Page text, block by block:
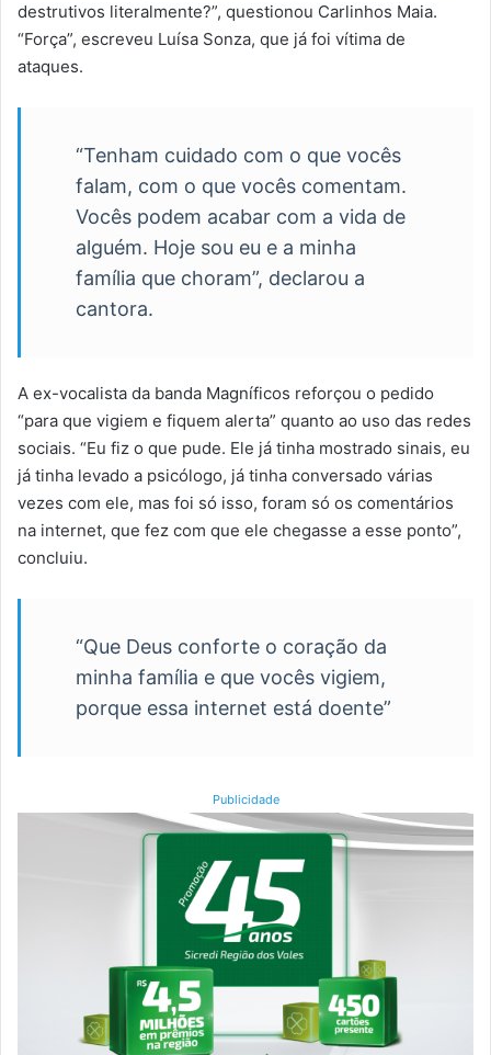
destrutivos literalmente?”, questionou Carlinhos Maia.
“Força”, escreveu Luísa Sonza, que já foi vítima de
ataques.
“Tenham cuidado com o que vocês
falam, com o que vocês comentam.
Vocês podem acabar com a vida de
alguém. Hoje sou eu e a minha
família que choram”, declarou a
cantora.
A ex-vocalista da banda Magníficos reforçou o pedido
“para que vigiem e fiquem alerta” quanto ao uso das redes
sociais. “Eu fiz o que pude. Ele já tinha mostrado sinais, eu
já tinha levado a psicólogo, já tinha conversado várias
vezes com ele, mas foi só isso, foram só os comentários
na internet, que fez com que ele chegasse a esse ponto”,
concluiu.
“Que Deus conforte o coração da
minha família e que vocês vigiem,
porque essa internet está doente”
Publicidade